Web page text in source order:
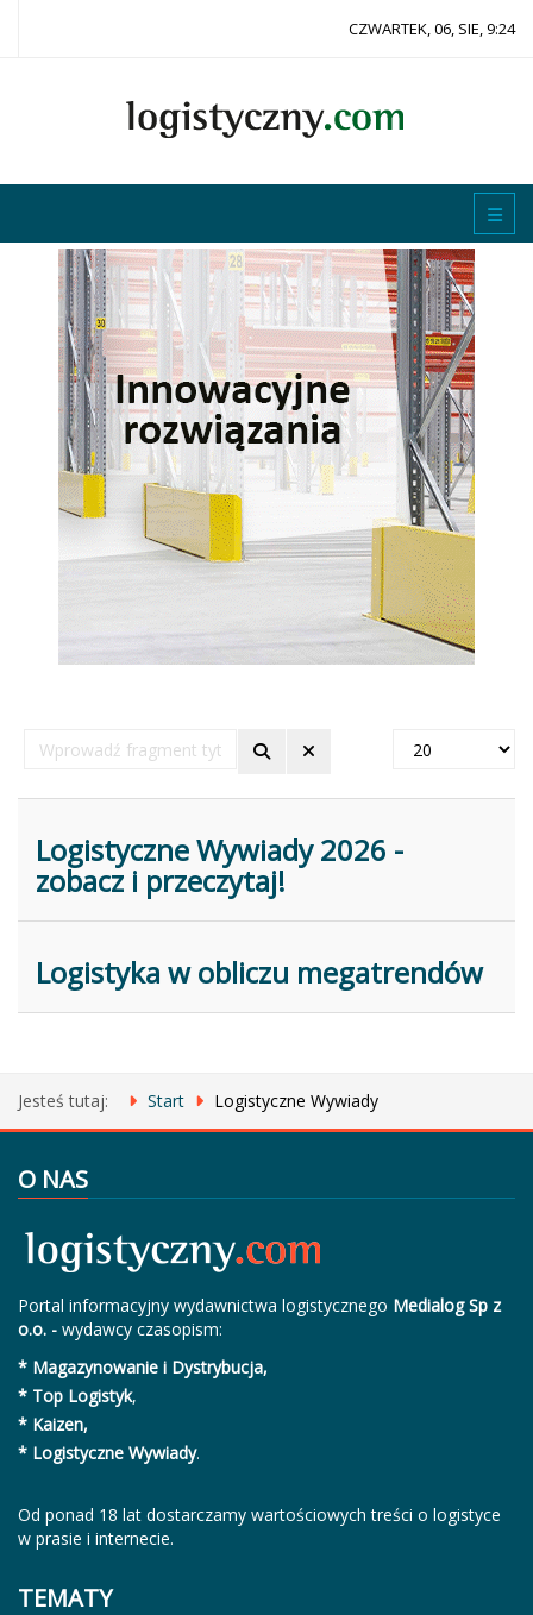
CZWARTEK, 06, SIE, 9:24
Wprowadź
fragment
Pokaż
Logistyczne Wywiady 2026 -
zobacz i przeczytaj!
Logistyka w obliczu megatrendów
Jesteś tutaj: Start Logistyczne Wywiady
O NAS
Portal informacyjny wydawnictwa logistycznego Medialog Sp z
o.o. - wydawcy czasopism:
* Magazynowanie i Dystrybucja,
* Top Logistyk,
* Kaizen,
* Logistyczne Wywiady.
Od ponad 18 lat dostarczamy wartościowych treści o logistyce
w prasie i internecie.
TEMATY